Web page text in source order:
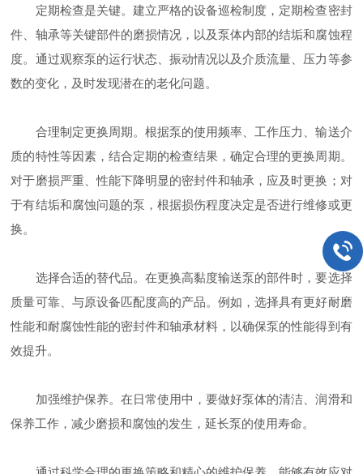
定期检查是关键。建立严格的设备巡检制度，定期检查密封
件、轴承等关键部件的磨损情况，以及泵体内部的结垢和腐蚀程
度。通过观察泵的运行状态、振动情况以及介质流量、压力等参
数的变化，及时发现潜在的老化问题。
合理制定更换周期。根据泵的使用频率、工作压力、输送介
质的特性等因素，结合定期的检查结果，确定合理的更换周期。
对于磨损严重、性能下降明显的密封件和轴承，应及时更换；对
于有结垢和腐蚀问题的泵，根据损伤程度决定是否进行维修或更
换。
选择合适的替代品。在更换高黏度输送泵的部件时，要选择
质量可靠、与原设备匹配度高的产品。例如，选择具有更好耐磨
性能和耐腐蚀性能的密封件和轴承材料，以确保泵的性能得到有
效提升。
加强维护保养。在日常使用中，要做好泵体的清洁、润滑和
保养工作，减少磨损和腐蚀的发生，延长泵的使用寿命。